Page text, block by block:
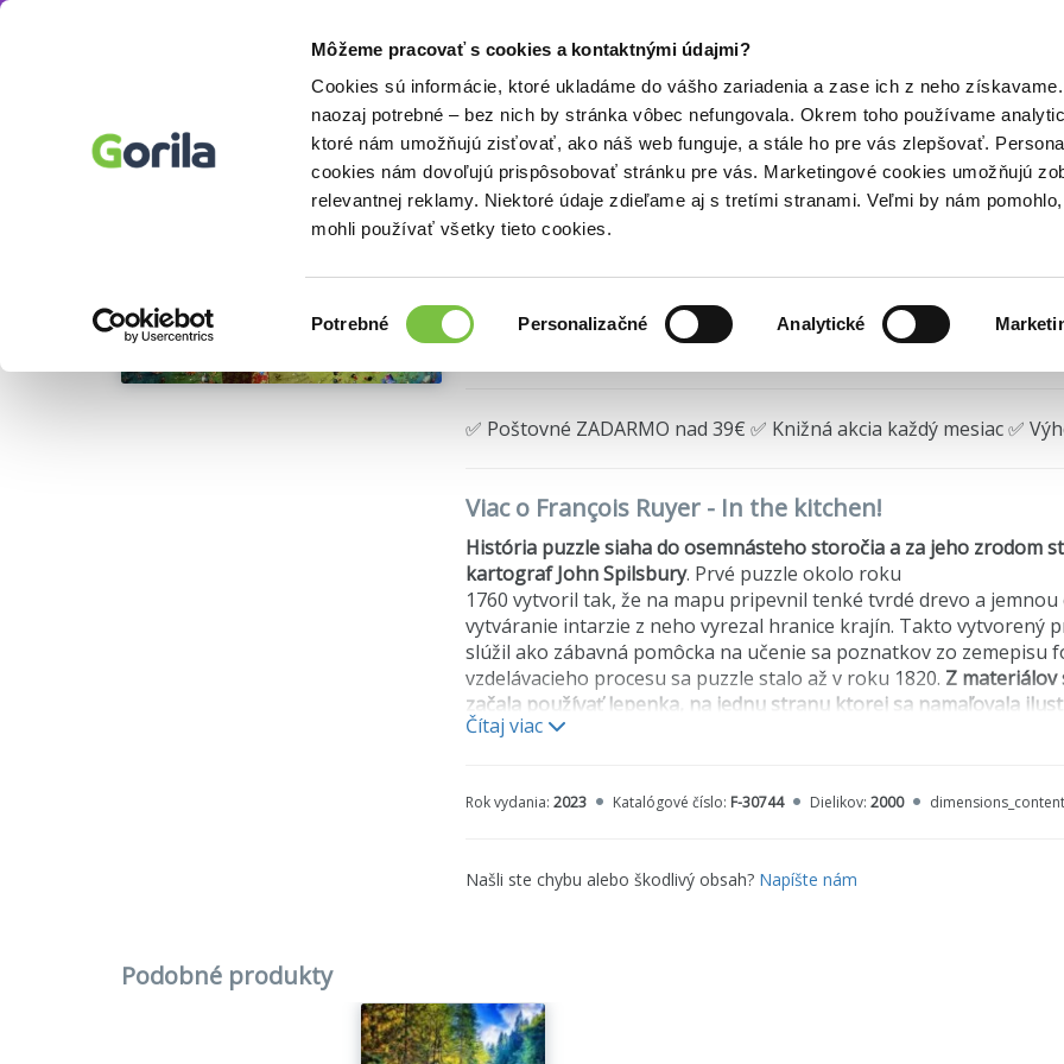
Môžeme pracovať s cookies a kontaktnými údajmi?
Cookies sú informácie, ktoré ukladáme do vášho zariadenia a zase ich z neho
naozaj potrebné – bez nich by stránka vôbec nefungovala. Okrem toho používame
ktoré nám umožňujú zisťovať, ako náš web funguje, a stále ho pre vás zlepšovať.
cookies nám dovoľujú prispôsobovať stránku pre vás. Marketingové cookies umožňujú
relevantnej reklamy. Niektoré údaje zdieľame aj s tretími stranami. Veľmi by nám
mohli používať všetky tieto cookies.
súhlasu
Potrebné Personalizačné Analytické
Doplnky
Puzzle 2000 – 4000 dielikov Umelecké François Ruyer - In...
François Ruyer - In the
Grafika(2023)
🍎 Vypredané
✅ Poštovné ZADARMO nad 39€ ✅ Knižná akcia každý mesiac ✅
Viac o François Ruyer - In the kitchen!
História puzzle siaha do osemnásteho storočia a za jeho zrodom
kartograf John Spilsbury. Prvé puzzle okolo roku
1760 vytvoril tak, že na mapu pripevnil tenké tvrdé drevo a
vytváranie intarzie z neho vyrezal hranice krajín. Takto vytvorený
slúžil ako zábavná pomôcka na učenie sa poznatkov zo zemepisu
vzdelávacieho procesu sa puzzle stalo až v roku 1820. Z materiálov
začala používať lepenka, na jednu stranu ktorej sa namaľovala
obrázok, na druhú stranu sa nakreslili obrysy, podľa ktorých sa
1908 bolo puzzle veľmi drahým špásom. Sada 500-dielikového
predaj puzzle na marketingové účely
predával puzzle spolu so zubnými kefkami či baterkami.
Čítaj viac
Rok vydania: 2023 Katalógové číslo: F-30744 Dielikov: 2000
Našli ste chybu alebo škodlivý obsah? Napíšte nám
Podobné produkty